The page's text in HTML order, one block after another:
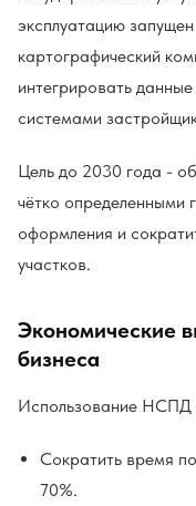
эксплуатацию
картографический
интегрировать
системами
Цель до 2030 года -
чётко определенными
оформления и
участков.
Экономические
бизнеса
Использование НСПД
Сократить время
70%.